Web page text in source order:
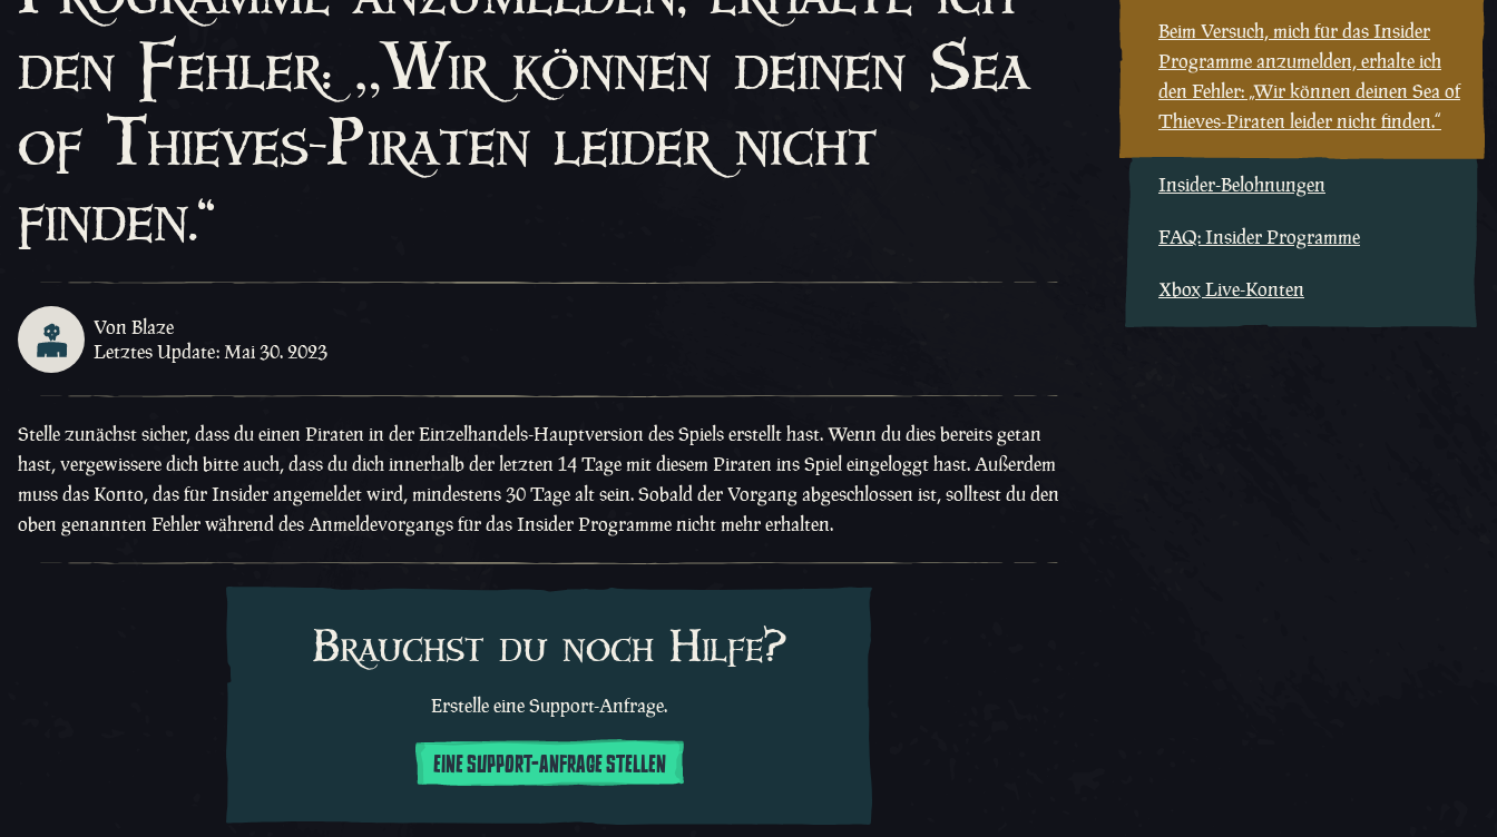
den Fehler: „Wir können deinen Sea
of Thieves-Piraten leider nicht
finden.“
Von Blaze
Letztes Update: Mai 30. 2023
Stelle zunächst sicher, dass du einen Piraten in der Einzelhandels-Hauptversion des Spiels erstellt hast. Wenn du dies bereits getan
hast, vergewissere dich bitte auch, dass du dich innerhalb der letzten 14 Tage mit diesem Piraten ins Spiel eingeloggt hast. Außerdem
muss das Konto, das für Insider angemeldet wird, mindestens 30 Tage alt sein. Sobald der Vorgang abgeschlossen ist, solltest du den
oben genannten Fehler während des Anmeldevorgangs für das Insider Programme nicht mehr erhalten.
Brauchst du noch Hilfe?
Erstelle eine Support-Anfrage.
EINE SUPPORT-ANFRAGE STELLEN
Beim Versuch, mich für das Insider
Programme anzumelden, erhalte ich
den Fehler: „Wir können deinen Sea of
Thieves-Piraten leider nicht finden.“
Insider-Belohnungen
FAQ: Insider Programme
Xbox Live-Konten